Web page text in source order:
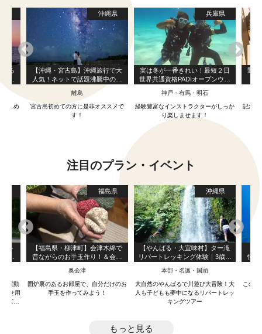
る
き
楽しめ
沖縄県
【沖縄・宮古島】沖縄旅行で大
人気！ネットで話題沸騰中の夜
のアクティビティ！カップル・
ご家族・女子旅にオススメ！国
内屈指の絶景を見ながらSNS映
えする星空フォトツアー♪
離島
宮古島初めての方に是非オススメで
す！
兵庫県
実は冬が一番きれい！最短２日
世界共通資格PADIオープンウォ
神戸・有馬・明石
経験豊富なインストラクターがしっか
り楽しませます！
野口
記念館
注目のプラン・イベント
ト
て電動
乗せ用
ズ用
福島県
【福島県・柳津町】会津木綿で
昔ながらのお手玉作り！＆会津
奥会津
囲炉裏のあるお部屋で、自分だけのお
手玉を作ってみよう！
沖縄県
【やんばる・大宜味村】ター滝
リバートレッキング体験｜3歳か
画無料
本部・名護・国頭
大自然のやんばるで川遊び大冒険！大
人も子どもも夢中になるリバートレッ
キングツアー
憧れ
この
もっと見る